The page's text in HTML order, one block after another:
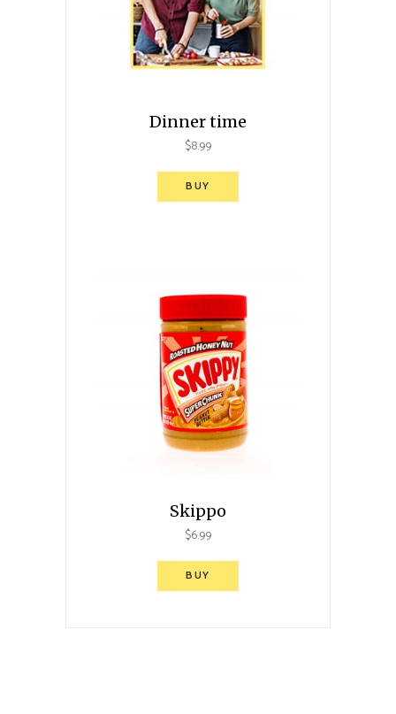
Dinner time
$8.99
BUY
Skippo
$6.99
BUY